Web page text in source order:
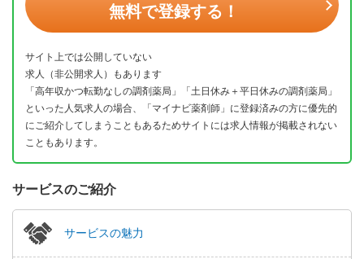
無料で登録する！
サイト上では公開していない
求人（非公開求人）もあります
「高年収かつ転勤なしの調剤薬局」「土日休み＋平日休みの調剤薬局」
といった人気求人の場合、「マイナビ薬剤師」に登録済みの方に優先的
にご紹介してしまうこともあるためサイトには求人情報が掲載されない
こともあります。
サービスのご紹介
サービスの魅力